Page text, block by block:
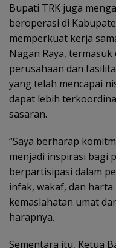
Bupati TRK juga
beroperasi di
memperkuat kerja
Nagan Raya,
perusahaan dan
yang telah mencapai
dapat lebih
sasaran.
“Saya berharap
menjadi inspirasi bagi
berpartisipasi dalam
infak, wakaf, dan
kemaslahatan umat
harapnya.
Sementara itu, Ketua